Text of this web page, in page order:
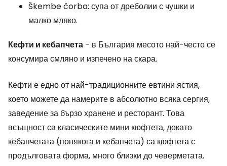
Škembe čorba: супа от дреболии с чушки и
малко мляко.
Кефти и кебапчета - в България месото най-често се
консумира смляно и изпечено на скара.
Кефти е едно от най-традиционните евтини ястия,
което можете да намерите в абсолютно всяка сергия,
заведение за бързо хранене и ресторант. Това
всъщност са класическите мини кюфтета, докато
кебапчетата (понякога и кебапчета) са кюфтета с
продълговата форма, много близки до чеверметата.